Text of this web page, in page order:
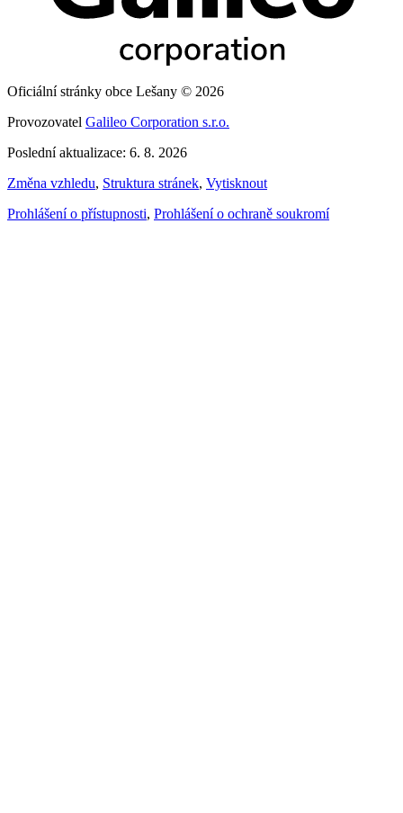
Oficiální stránky obce Lešany © 2026
Provozovatel Galileo Corporation s.r.o.
Poslední aktualizace: 6. 8. 2026
Změna vzhledu, Struktura stránek, Vytisknout
Prohlášení o přístupnosti, Prohlášení o ochraně soukromí